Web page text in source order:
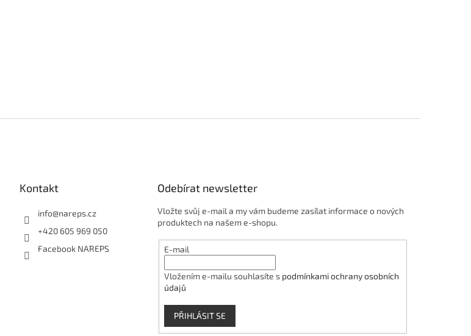
Kontakt
info@nareps.cz
+420 605 969 050
Facebook NAREPS
Odebírat newsletter
Vložte svůj e-mail a my vám budeme zasílat informace o nových
produktech na našem e-shopu.
E-mail
Vložením e-mailu souhlasíte s podmínkami ochrany osobních
údajů
PŘIHLÁSIT SE